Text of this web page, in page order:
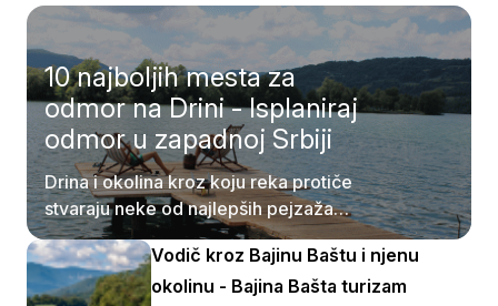
10 najboljih mesta za
odmor na Drini - Isplaniraj
odmor u zapadnoj Srbiji
Drina i okolina kroz koju reka protiče
stvaraju neke od najlepših pejzaža
Srbije. Pročitajte više o njima.
Vodič kroz Bajinu Baštu i njenu
okolinu - Bajina Bašta turizam